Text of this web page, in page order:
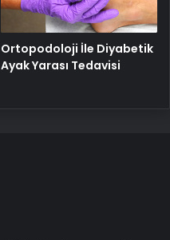
Ortopodoloji İle Diyabetik
Ayak Yarası Tedavisi